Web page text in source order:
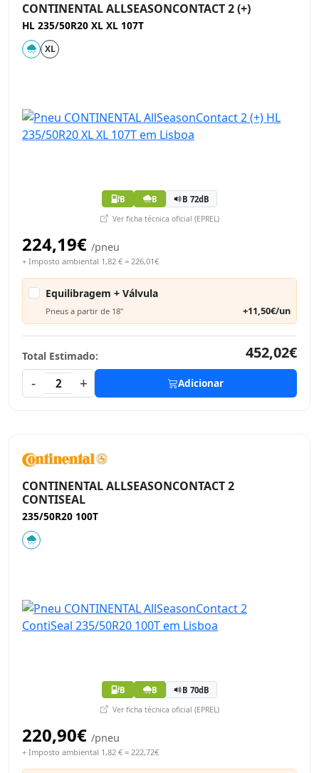
CONTINENTAL ALLSEASONCONTACT 2 (+)
HL 235/50R20 XL XL 107T
XL
B B B 72dB
Ver ficha técnica oficial (EPREL)
224,19€ /pneu
+ Imposto ambiental 1,82 € = 226,01€
Equilibragem + Válvula
Pneus a partir de 18" +11,50€/un
Total Estimado:
452,02€
-
2 + Adicionar
CONTINENTAL ALLSEASONCONTACT 2
CONTISEAL
235/50R20 100T
B B B 70dB
Ver ficha técnica oficial (EPREL)
220,90€ /pneu
+ Imposto ambiental 1,82 € = 222,72€